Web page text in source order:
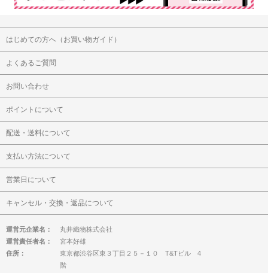
はじめての方へ（お買い物ガイド）
よくあるご質問
お問い合わせ
ポイントについて
配送・送料について
支払い方法について
営業日について
キャンセル・交換・返品について
運営元企業名：
丸井織物株式会社
運営責任者名：
宮本好雄
住所：
東京都渋谷区東３丁目２５－１０ T&Tビル 4
階